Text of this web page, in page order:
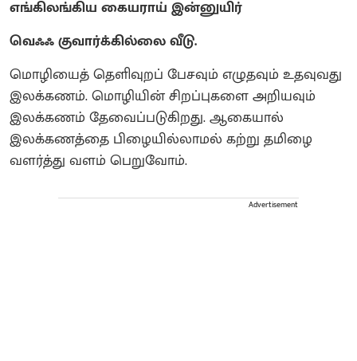
எங்கிலங்கிய கையராய் இன்னுயிர்
வெஃஃ குவார்க்கில்லை வீடு.
மொழியைத் தெளிவுறப் பேசவும் எழுதவும் உதவுவது
இலக்கணம். மொழியின் சிறப்புகளை அறியவும்
இலக்கணம் தேவைப்படுகிறது. ஆகையால்
இலக்கணத்தை பிழையில்லாமல் கற்று தமிழை
வளர்த்து வளம் பெறுவோம்.
Advertisement